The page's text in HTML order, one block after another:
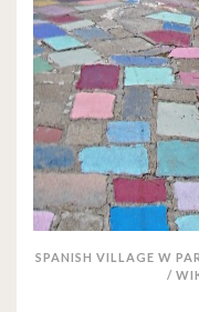
SPANISH VILLAGE W
/